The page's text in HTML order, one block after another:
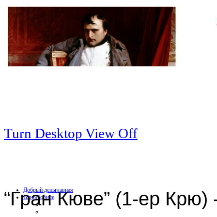
Turn Desktop View Off
Добрый деньглавная
ВиноНобиле
“Гран Кюве” (1-ер